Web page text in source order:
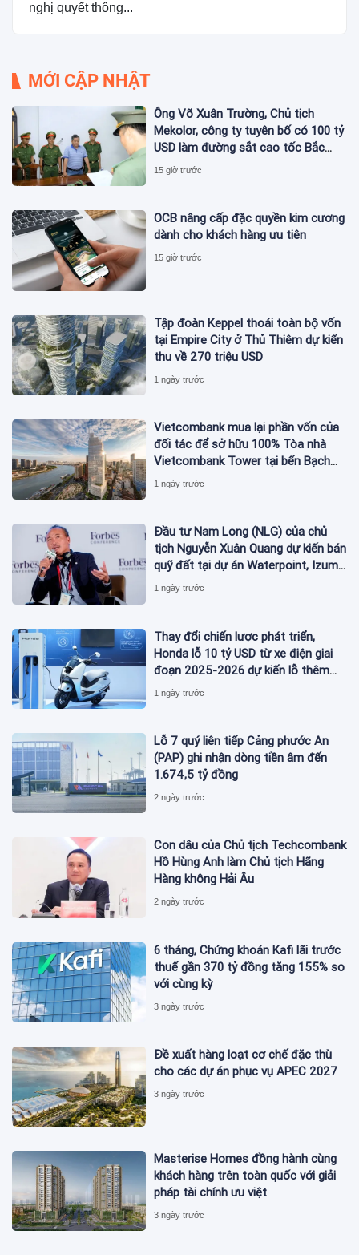
nghị quyết thông...
MỚI CẬP NHẬT
Ông Võ Xuân Trường, Chủ tịch
Mekolor, công ty tuyên bố có 100 tỷ
USD làm đường sắt cao tốc Bắc
Nam bị bắt
15 giờ trước
OCB nâng cấp đặc quyền kim cương
dành cho khách hàng ưu tiên
15 giờ trước
Tập đoàn Keppel thoái toàn bộ vốn
tại Empire City ở Thủ Thiêm dự kiến
thu về 270 triệu USD
1 ngày trước
Vietcombank mua lại phần vốn của
đối tác để sở hữu 100% Tòa nhà
Vietcombank Tower tại bến Bạch
Đằng
1 ngày trước
Đầu tư Nam Long (NLG) của chủ
tịch Nguyễn Xuân Quang dự kiến bán
quỹ đất tại dự án Waterpoint, Izumi
City
1 ngày trước
Thay đổi chiến lược phát triển,
Honda lỗ 10 tỷ USD từ xe điện giai
đoạn 2025-2026 dự kiến lỗ thêm
3,3 tỷ USD giai đoạn 2026-2027
1 ngày trước
Lỗ 7 quý liên tiếp Cảng phước An
(PAP) ghi nhận dòng tiền âm đến
1.674,5 tỷ đồng
2 ngày trước
Con dâu của Chủ tịch Techcombank
Hồ Hùng Anh làm Chủ tịch Hãng
Hàng không Hải Âu
2 ngày trước
6 tháng, Chứng khoán Kafi lãi trước
thuế gần 370 tỷ đồng tăng 155% so
với cùng kỳ
3 ngày trước
Đề xuất hàng loạt cơ chế đặc thù
cho các dự án phục vụ APEC 2027
3 ngày trước
Masterise Homes đồng hành cùng
khách hàng trên toàn quốc với giải
pháp tài chính ưu việt
3 ngày trước